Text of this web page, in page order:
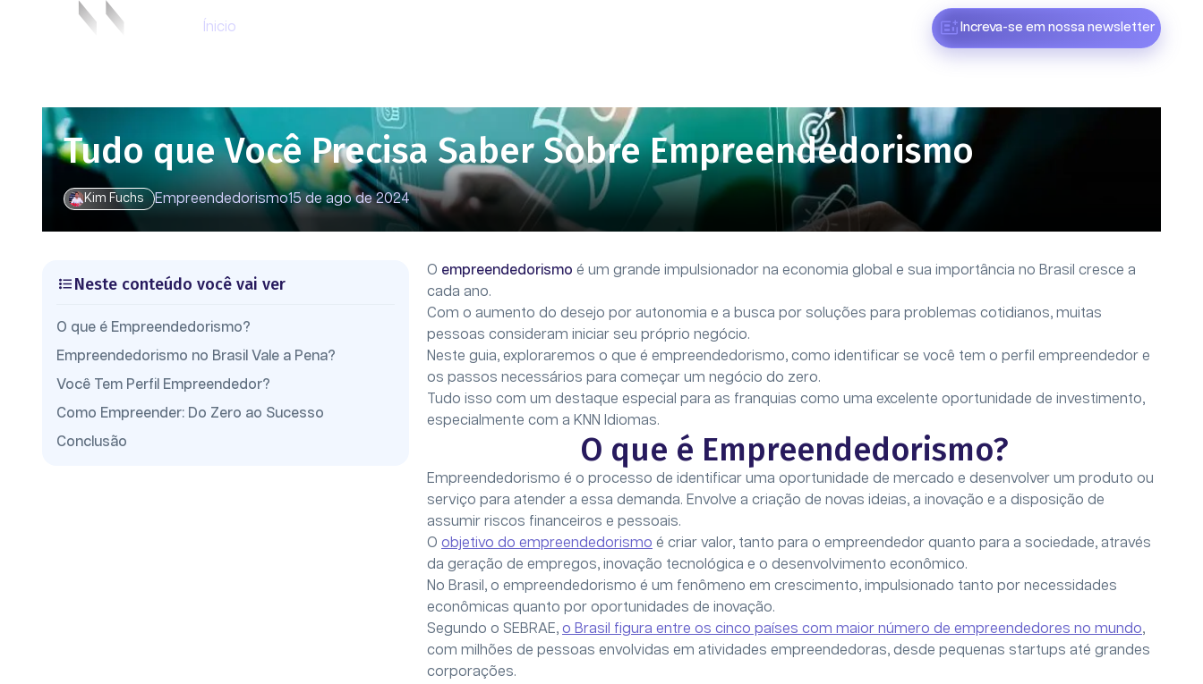
Ínicio Increva-se em nossa newsletter
Tudo que Você Precisa Saber Sobre Empreendedorismo
Kim Fuchs Empreendedorismo15 de ago de 2024
Neste conteúdo você vai ver
O que é Empreendedorismo?
Empreendedorismo no Brasil Vale a Pena?
Você Tem Perfil Empreendedor?
Como Empreender: Do Zero ao Sucesso
Conclusão
O empreendedorismo é um grande impulsionador na economia global e sua importância no Brasil cresce a
cada ano.
Com o aumento do desejo por autonomia e a busca por soluções para problemas cotidianos, muitas
pessoas consideram iniciar seu próprio negócio.
Neste guia, exploraremos o que é empreendedorismo, como identificar se você tem o perfil empreendedor e
os passos necessários para começar um negócio do zero.
Tudo isso com um destaque especial para as franquias como uma excelente oportunidade de investimento,
especialmente com a KNN Idiomas.
O que é Empreendedorismo?
Empreendedorismo é o processo de identificar uma oportunidade de mercado e desenvolver um produto ou
serviço para atender a essa demanda. Envolve a criação de novas ideias, a inovação e a disposição de
assumir riscos financeiros e pessoais.
O objetivo do empreendedorismo é criar valor, tanto para o empreendedor quanto para a sociedade, através
da geração de empregos, inovação tecnológica e o desenvolvimento econômico.
No Brasil, o empreendedorismo é um fenômeno em crescimento, impulsionado tanto por necessidades
econômicas quanto por oportunidades de inovação.
Segundo o SEBRAE, o Brasil figura entre os cinco países com maior número de empreendedores no mundo,
com milhões de pessoas envolvidas em atividades empreendedoras, desde pequenas startups até grandes
corporações.